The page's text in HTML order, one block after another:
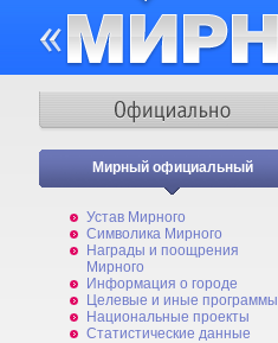
Мирный официальный
Устав Мирного
Символика Мирного
Награды и поощрения
Мирного
Информация о городе
Целевые и иные программы
Национальные проекты
Статистические данные